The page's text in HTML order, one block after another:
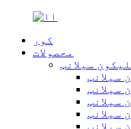
کور
محصولات
سیلانټ
سیلانټ
سیلانټ
سیلانټ
سیلانټ
سیلانټ